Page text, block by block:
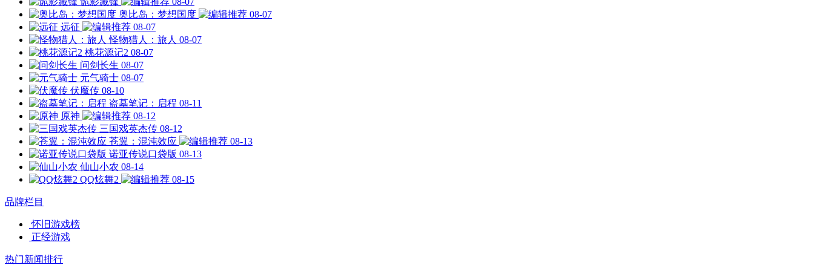
奥比岛：梦想国度
08-07
远征
08-07
怪物猎人：旅人 08-07
桃花源记2 08-07
问剑长生 08-07
元气骑士 08-07
伏魔传 08-10
盗墓笔记：启程 08-11
原神
08-12
三国戏英杰传 08-12
苍翼：混沌效应
08-13
诺亚传说口袋版 08-13
仙山小农 08-14
QQ炫舞2
08-15
品牌栏目
怀旧游戏榜
正经游戏
热门新闻排行